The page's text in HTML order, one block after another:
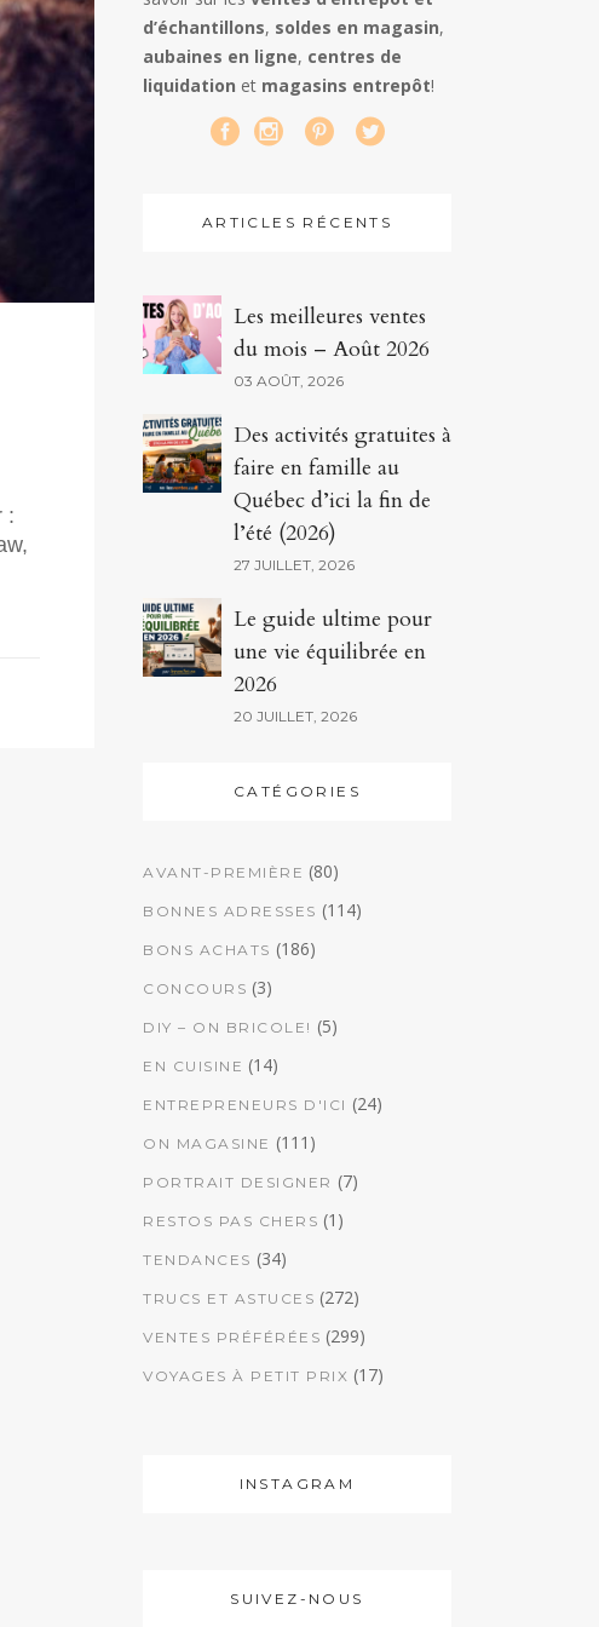
:
d’échantillons, soldes en magasin,
aubaines en ligne, centres de
liquidation et magasins entrepôt!
ARTICLES RÉCENTS
Les meilleures ventes
du mois – Août 2026
03 AOÛT, 2026
Des activités gratuites à
faire en famille au
Québec d’ici la fin de
l’été (2026)
27 JUILLET, 2026
Le guide ultime pour
une vie équilibrée en
2026
20 JUILLET, 2026
CATÉGORIES
AVANT-PREMIÈRE (80)
BONNES ADRESSES (114)
BONS ACHATS (186)
CONCOURS (3)
DIY – ON BRICOLE! (5)
EN CUISINE (14)
ENTREPRENEURS D'ICI (24)
ON MAGASINE (111)
PORTRAIT DESIGNER (7)
RESTOS PAS CHERS (1)
TENDANCES (34)
TRUCS ET ASTUCES (272)
VENTES PRÉFÉRÉES (299)
VOYAGES À PETIT PRIX (17)
INSTAGRAM
SUIVEZ-NOUS